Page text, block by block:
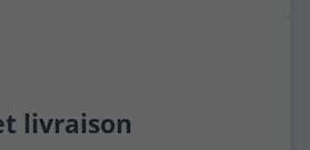
livraison